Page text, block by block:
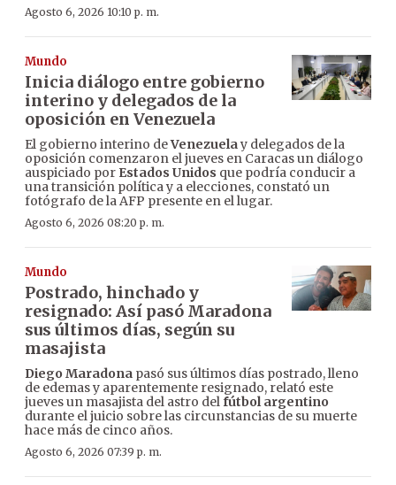
Agosto 6, 2026 10:10 p. m.
Mundo
Inicia diálogo entre gobierno
interino y delegados de la
oposición en Venezuela
El gobierno interino deVenezuelay delegados de la
oposición comenzaron el jueves en Caracas un diálogo
auspiciado por Estados Unidos que podría conducir a
una transición política y a elecciones, constató un
fotógrafo de la AFP presente en el lugar.
Agosto 6, 2026 08:20 p. m.
Mundo
Postrado, hinchado y
resignado: Así pasó Maradona
sus últimos días, según su
masajista
Diego Maradona pasó sus últimos días postrado, lleno
de edemas y aparentemente resignado, relató este
jueves un masajista del astro delfútbol argentino
durante el juicio sobre las circunstancias de su muerte
hace más de cinco años.
Agosto 6, 2026 07:39 p. m.